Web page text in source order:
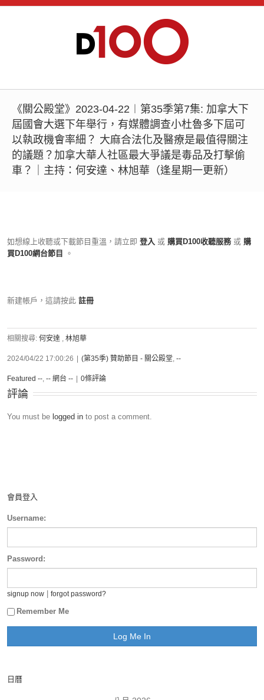
《關公殿堂》2023-04-22︱第35季第7集: 加拿大下
屆國會大選下年舉行，有媒體調查小杜魯多下屆可
以執政機會率細？ 大麻合法化及醫療是最值得關注
的議題？加拿大華人社區最大爭議是毒品及打擊偷
車？｜主持：何安達、林旭華（逢星期一更新）
如想線上收聽或下載節目重溫，請立即 登入 或 購買D100收聽服務 或 購
買D100網台節目
。
新建帳戶，這請按此 註冊
相關搜尋: 何安達 , 林旭華
2024/04/22 17:00:26 (第35季) 贊助節目 - 關公殿堂, --
Featured --, -- 網台 -- 0條評論
評論
You must be logged in to post a comment.
會員登入
Username:
Password:
signup now forgot password?
Remember Me
日曆